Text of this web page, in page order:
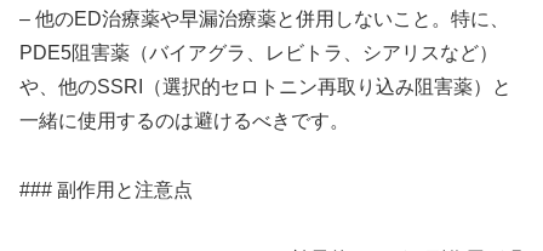
– 他のED治療薬や早漏治療薬と併用しないこと。特に、
PDE5阻害薬（バイアグラ、レビトラ、シアリスなど）
や、他のSSRI（選択的セロトニン再取り込み阻害薬）と
一緒に使用するのは避けるべきです。
### 副作用と注意点